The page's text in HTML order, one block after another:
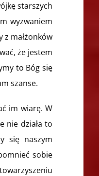
starszych
wyzwaniem
małżonków
że jestem
to Bóg się
szanse.
im wiarę. W
nie działa to
się naszym
sobie